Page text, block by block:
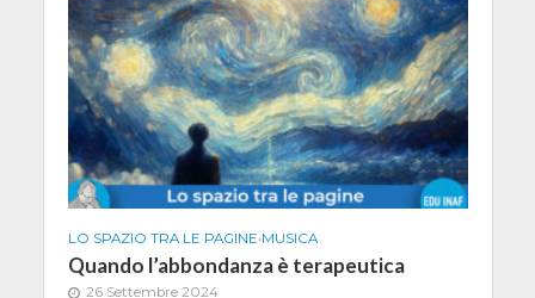
LO SPAZIO TRA LE PAGINE•MUSICA
Quando l’abbondanza è terapeutica
26 Settembre 2024